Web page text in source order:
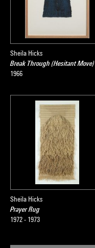
Sheila Hicks
Break Through (Hesitant Move)
1966
Sheila Hicks
Prayer Rug
1972 - 1973